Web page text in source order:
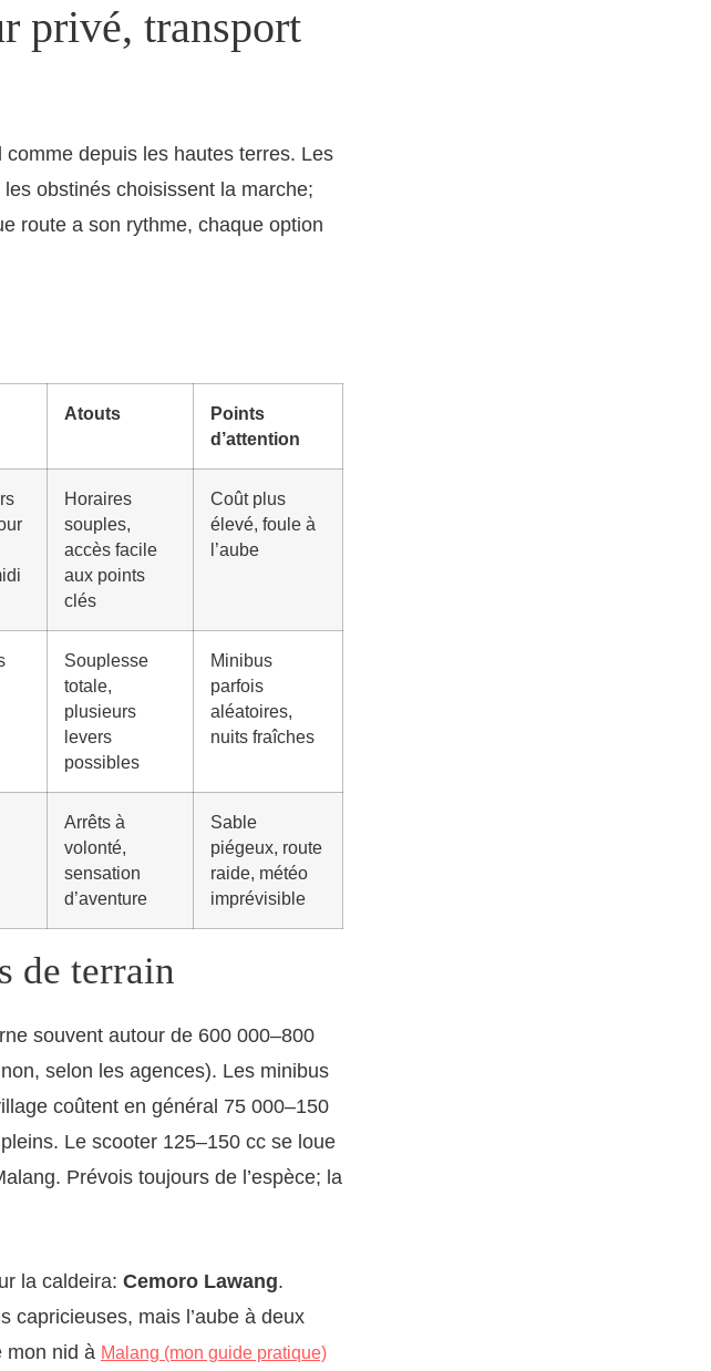
privé, transport
depuis les hautes terres. Les
obstinés choisissent la marche;
route a son rythme, chaque option
Atouts
Points
d’attention
Horaires
souples,
accès facile
aux points
clés
Coût plus
élevé, foule à
l’aube
Souplesse
totale,
plusieurs
levers
possibles
Minibus
parfois
aléatoires,
nuits fraîches
Arrêts à
volonté,
sensation
d’aventure
Sable
piégeux, route
raide, météo
imprévisible
de terrain
souvent autour de 600 000–800
selon les agences). Les minibus
coûtent en général 75 000–150
Le scooter 125–150 cc se loue
Prévois toujours de l’espèce; la
la caldeira: Cemoro Lawang.
capricieuses, mais l’aube à deux
mon nid à Malang (mon guide pratique)